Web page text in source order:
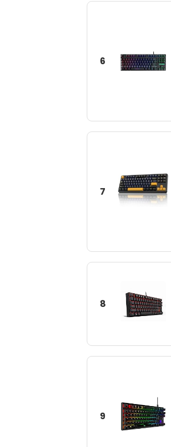
6
7
8
9